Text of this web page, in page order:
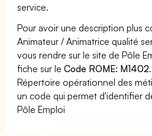
service.
Pour avoir une description plus
Animateur / Animatrice qualité
vous rendre sur le site de Pôle
fiche sur leCode ROME: M1402
Répertoire opérationnel des
un code qui permet d'identifier
Pôle Emploi